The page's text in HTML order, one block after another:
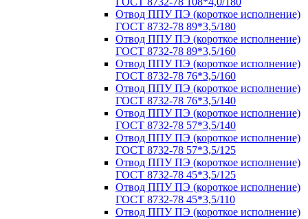
Отвод ППУ ПЭ (короткое исполнение)
ГОСТ 8732-78 89*3,5/180
Отвод ППУ ПЭ (короткое исполнение)
ГОСТ 8732-78 89*3,5/160
Отвод ППУ ПЭ (короткое исполнение)
ГОСТ 8732-78 76*3,5/160
Отвод ППУ ПЭ (короткое исполнение)
ГОСТ 8732-78 76*3,5/140
Отвод ППУ ПЭ (короткое исполнение)
ГОСТ 8732-78 57*3,5/140
Отвод ППУ ПЭ (короткое исполнение)
ГОСТ 8732-78 57*3,5/125
Отвод ППУ ПЭ (короткое исполнение)
ГОСТ 8732-78 45*3,5/125
Отвод ППУ ПЭ (короткое исполнение)
ГОСТ 8732-78 45*3,5/110
Отвод ППУ ПЭ (короткое исполнение)